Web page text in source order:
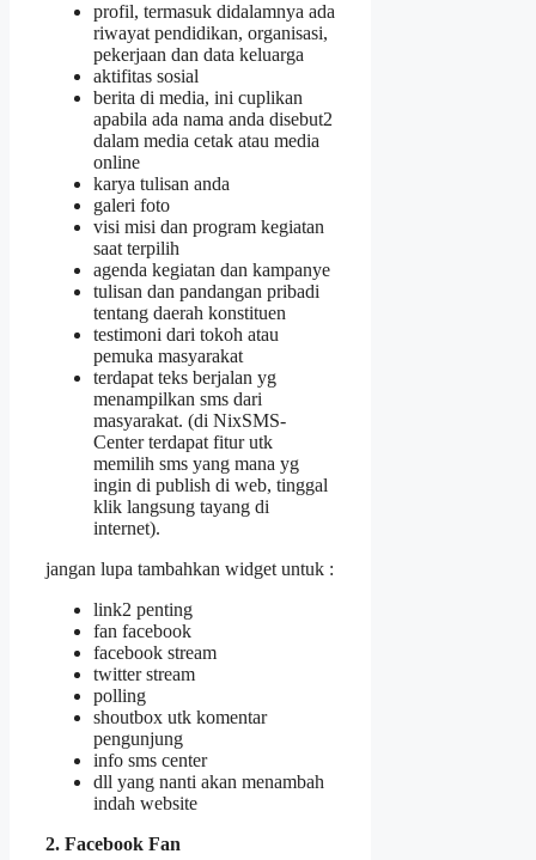
profil, termasuk didalamnya ada
riwayat pendidikan, organisasi,
pekerjaan dan data keluarga
aktifitas sosial
berita di media, ini cuplikan
apabila ada nama anda disebut2
dalam media cetak atau media
online
karya tulisan anda
galeri foto
visi misi dan program kegiatan
saat terpilih
agenda kegiatan dan kampanye
tulisan dan pandangan pribadi
tentang daerah konstituen
testimoni dari tokoh atau
pemuka masyarakat
terdapat teks berjalan yg
menampilkan sms dari
masyarakat. (di NixSMS-
Center terdapat fitur utk
memilih sms yang mana yg
ingin di publish di web, tinggal
klik langsung tayang di
internet).
jangan lupa tambahkan widget untuk :
link2 penting
fan facebook
facebook stream
twitter stream
polling
shoutbox utk komentar
pengunjung
info sms center
dll yang nanti akan menambah
indah website
2. Facebook Fan